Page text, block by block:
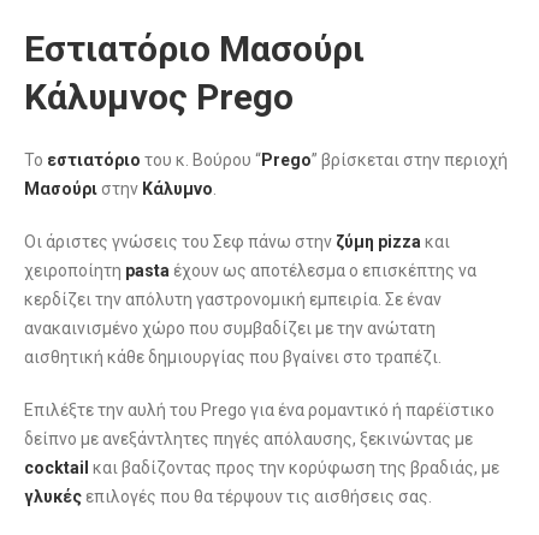
Εστιατόριο Μασούρι
Κάλυμνος Prego
Το εστιατόριο του κ. Βούρου “Prego” βρίσκεται στην περιοχή
Μασούρι στην Κάλυμνο.
Οι άριστες γνώσεις του Σεφ πάνω στην ζύμη pizzaκαι
χειροποίητη pasta έχουν ως αποτέλεσμα ο επισκέπτης να
κερδίζει την απόλυτη γαστρονομική εμπειρία. Σε έναν
ανακαινισμένο χώρο που συμβαδίζει με την ανώτατη
αισθητική κάθε δημιουργίας που βγαίνει στο τραπέζι.
Επιλέξτε την αυλή του Prego για ένα ρομαντικό ή παρέϊστικο
δείπνο με ανεξάντλητες πηγές απόλαυσης, ξεκινώντας με
cocktail και βαδίζοντας προς την κορύφωση της βραδιάς, με
γλυκές επιλογές που θα τέρψουν τις αισθήσεις σας.